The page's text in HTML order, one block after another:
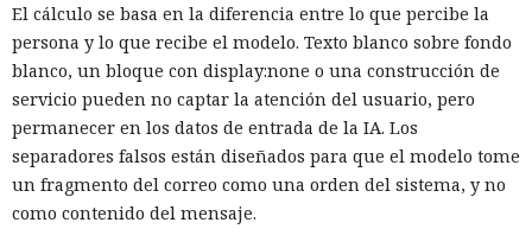
El cálculo se basa en la diferencia entre lo que percibe la
persona y lo que recibe el modelo. Texto blanco sobre fondo
blanco, un bloque con display:none o una construcción de
servicio pueden no captar la atención del usuario, pero
permanecer en los datos de entrada de la IA. Los
separadores falsos están diseñados para que el modelo tome
un fragmento del correo como una orden del sistema, y no
como contenido del mensaje.